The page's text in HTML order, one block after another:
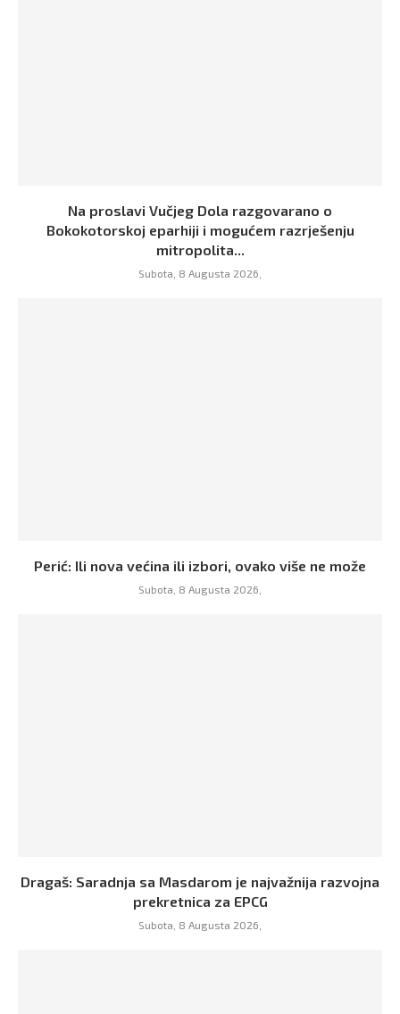
Na proslavi Vučjeg Dola razgovarano o
Bokokotorskoj eparhiji i mogućem razrješenju
mitropolita...
Subota, 8 Augusta 2026,
Perić: Ili nova većina ili izbori, ovako više ne može
Subota, 8 Augusta 2026,
Dragaš: Saradnja sa Masdarom je najvažnija razvojna
prekretnica za EPCG
Subota, 8 Augusta 2026,